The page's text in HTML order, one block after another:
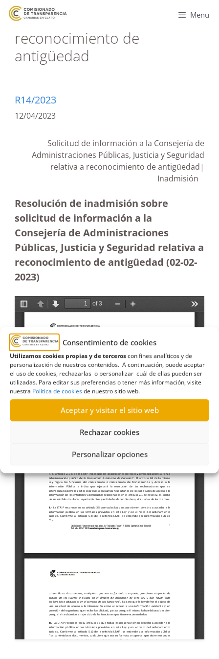
Consentimiento de cookies
Utilizamos cookies propias y de terceroscon fines analíticos y de
personalización de nuestros contenidos. A continuación, puede aceptar
el uso de cookies, rechazarlas o personalizar cuál de ellas pueden ser
utilizadas. Para editar sus preferencias o tener más información, visite
nuestra Política de cookiesde nuestro sitio web.
Aceptar y visitar el sitio web
Rechazar cookies
Personalizar opciones
Menu
reconocimiento de
antigüedad
R14/2023
12/04/2023
Solicitud de información a la Consejería de
Administraciones Públicas, Justicia y Seguridad
relativa a reconocimiento de antigüedad|
Inadmisión
Resolución de inadmisión sobre
solicitud de información a la
Consejería de Administraciones
Públicas, Justicia y Seguridad relativa a
reconocimiento de antigüedad (02-02-
2023)